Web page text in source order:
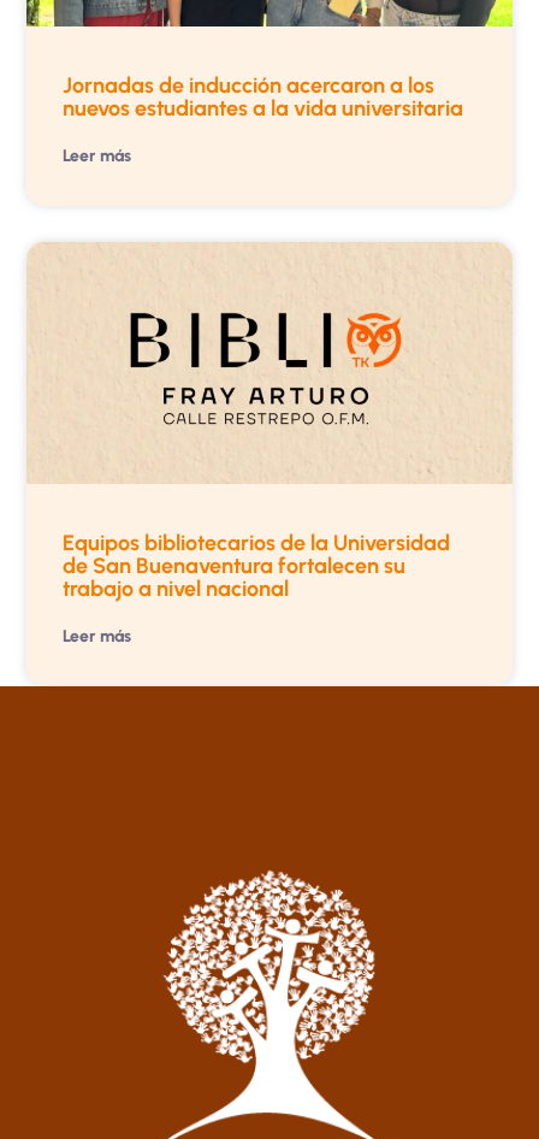
Jornadas de inducción acercaron a los
nuevos estudiantes a la vida universitaria
Leer más
Equipos bibliotecarios de la Universidad
de San Buenaventura fortalecen su
trabajo a nivel nacional
Leer más